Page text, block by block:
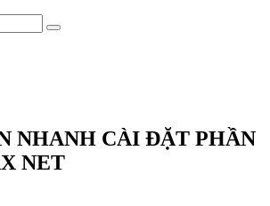
NHANH CÀI ĐẶT PHẦN
NET